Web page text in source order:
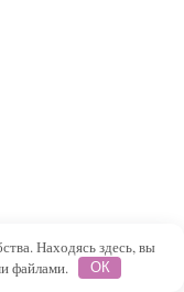
Находясь здесь, вы
файлами.
ОК